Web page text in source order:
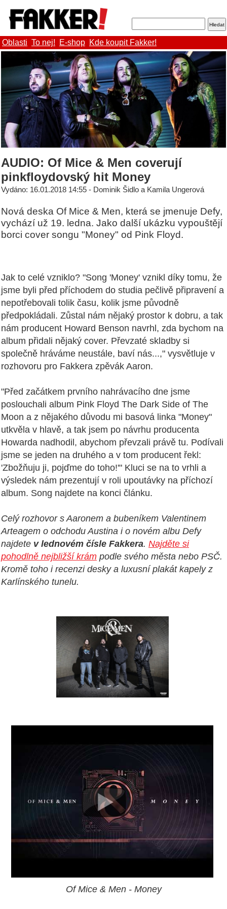
Oblasti To nej! E-shop Kde koupit Fakker!
AUDIO: Of Mice & Men coverují
pinkfloydovský hit Money
Vydáno: 16.01.2018 14:55 - Dominik Šidlo a Kamila Ungerová
Nová deska Of Mice & Men, která se jmenuje Defy,
vychází už 19. ledna. Jako další ukázku vypouštějí
borci cover songu "Money" od Pink Floyd.
Jak to celé vzniklo? "Song 'Money' vznikl díky tomu, že
jsme byli před příchodem do studia pečlivě připravení a
nepotřebovali tolik času, kolik jsme původně
předpokládali. Zůstal nám nějaký prostor k dobru, a tak
nám producent Howard Benson navrhl, zda bychom na
album přidali nějaký cover. Převzaté skladby si
společně hráváme neustále, baví nás...," vysvětluje v
rozhovoru pro Fakkera zpěvák Aaron.
"Před začátkem prvního nahrávacího dne jsme
poslouchali album Pink Floyd The Dark Side of The
Moon a z nějakého důvodu mi basová linka "Money"
utkvěla v hlavě, a tak jsem po návrhu producenta
Howarda nadhodil, abychom převzali právě tu. Podívali
jsme se jeden na druhého a v tom producent řekl:
'Zbožňuju ji, pojďme do toho!'" Kluci se na to vrhli a
výsledek nám prezentují v roli upoutávky na příchozí
album. Song najdete na konci článku.
Celý rozhovor s Aaronem a bubeníkem Valentinem
Arteagem o odchodu Austina i o novém albu Defy
najdete v lednovém čísle Fakkera. Najděte si
pohodlně nejbližší krám podle svého města nebo PSČ.
Kromě toho i recenzi desky a luxusní plakát kapely z
Karlínského tunelu.
Of Mice & Men - Money